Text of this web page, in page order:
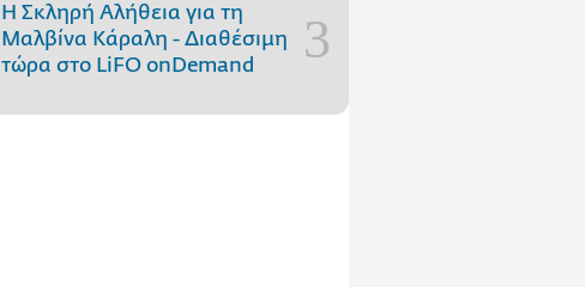
Η Σκληρή Αλήθεια για τη
Μαλβίνα Κάραλη - Διαθέσιμη
τώρα στo LiFO onDemand